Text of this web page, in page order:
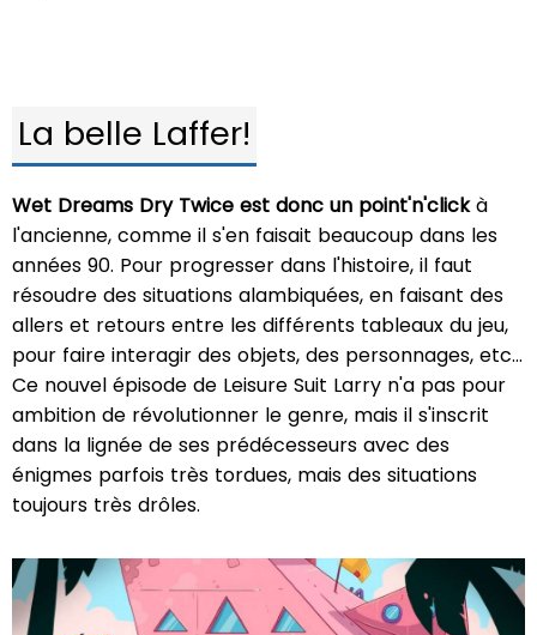
La belle Laffer!
Wet Dreams Dry Twice est donc un point'n'clickà
l'ancienne, comme il s'en faisait beaucoup dans les
années 90. Pour progresser dans l'histoire, il faut
résoudre des situations alambiquées, en faisant des
allers et retours entre les différents tableaux du jeu,
pour faire interagir des objets, des personnages, etc…
Ce nouvel épisode de Leisure Suit Larry n'a pas pour
ambition de révolutionner le genre, mais il s'inscrit
dans la lignée de ses prédécesseurs avec des
énigmes parfois très tordues, mais des situations
toujours très drôles.